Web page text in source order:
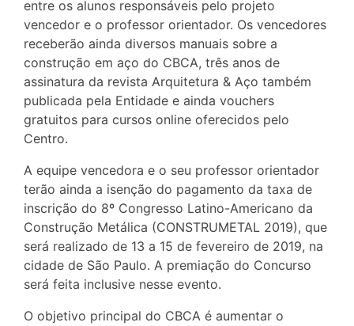
entre os alunos responsáveis pelo projeto
vencedor e o professor orientador. Os vencedores
receberão ainda diversos manuais sobre a
construção em aço do CBCA, três anos de
assinatura da revista Arquitetura & Aço também
publicada pela Entidade e ainda vouchers
gratuitos para cursos online oferecidos pelo
Centro.
A equipe vencedora e o seu professor orientador
terão ainda a isenção do pagamento da taxa de
inscrição do 8º Congresso Latino-Americano da
Construção Metálica (CONSTRUMETAL 2019), que
será realizado de 13 a 15 de fevereiro de 2019, na
cidade de São Paulo. A premiação do Concurso
será feita inclusive nesse evento.
O objetivo principal do CBCA é aumentar o